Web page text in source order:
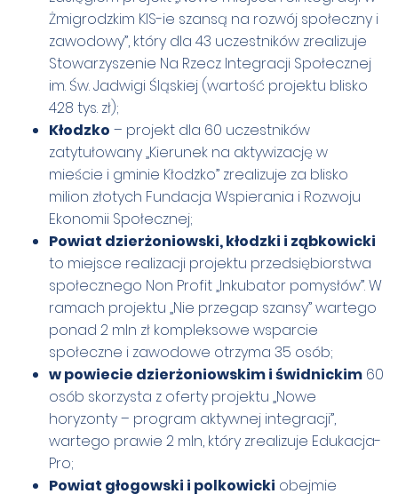
Żmigrodzkim KIS-ie szansą na rozwój społeczny i
zawodowy”, który dla 43 uczestników zrealizuje
Stowarzyszenie Na Rzecz Integracji Społecznej
im. Św. Jadwigi Śląskiej (wartość projektu blisko
428 tys. zł);
Kłodzko – projekt dla 60 uczestników
zatytułowany „Kierunek na aktywizację w
mieście i gminie Kłodzko” zrealizuje za blisko
milion złotych Fundacja Wspierania i Rozwoju
Ekonomii Społecznej;
Powiat dzierżoniowski, kłodzki i ząbkowicki
to miejsce realizacji projektu przedsiębiorstwa
społecznego Non Profit „Inkubator pomysłów”. W
ramach projektu „Nie przegap szansy” wartego
ponad 2 mln zł kompleksowe wsparcie
społeczne i zawodowe otrzyma 35 osób;
w powiecie dzierżoniowskim i świdnickim 60
osób skorzysta z oferty projektu „Nowe
horyzonty – program aktywnej integracji”,
wartego prawie 2 mln, który zrealizuje Edukacja-
Pro;
Powiat głogowski i polkowicki obejmie